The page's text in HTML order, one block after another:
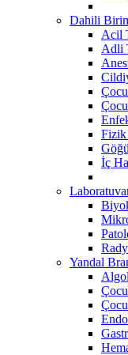
Dahili
Acil
Adli
Fizik
İç
Yandal